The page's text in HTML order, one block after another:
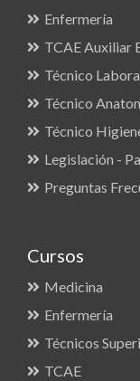
Enfermería
TCAE Auxiliar
Técnico
Técnico
Técnico
Legislación -
Preguntas
Cursos
Medicina
Enfermería
Técnicos
TCAE